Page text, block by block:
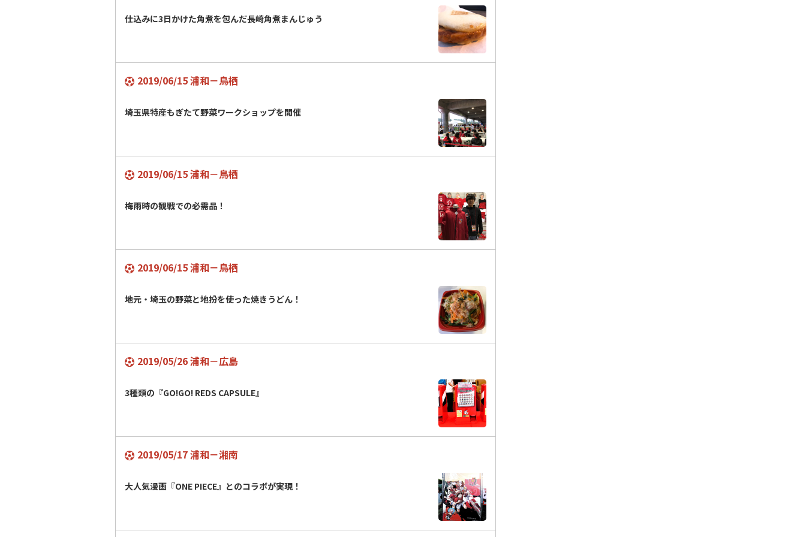
仕込みに3日かけた角煮を包んだ長崎角煮まんじゅう
2019/06/15 浦和－鳥栖
埼玉県特産もぎたて野菜ワークショップを開催
2019/06/15 浦和－鳥栖
梅雨時の観戦での必需品！
2019/06/15 浦和－鳥栖
地元・埼玉の野菜と地扮を使った焼きうどん！
2019/05/26 浦和－広島
3種類の『GO!GO! REDS CAPSULE』
2019/05/17 浦和－湘南
大人気漫画『ONE PIECE』とのコラボが実現！